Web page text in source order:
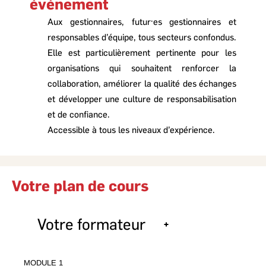
événement
Aux gestionnaires, futur·es gestionnaires et
responsables d’équipe, tous secteurs confondus.
Elle est particulièrement pertinente pour les
organisations qui souhaitent renforcer la
collaboration, améliorer la qualité des échanges
et développer une culture de responsabilisation
et de confiance.
Accessible à tous les niveaux d’expérience.
Votre plan de cours
Votre formateur
Julie Lajoie, CRHA
MODULE 1